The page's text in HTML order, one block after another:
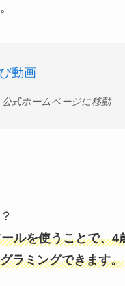
動画
式ホームページに移動
ルを使うことで、4
ラミングできます。